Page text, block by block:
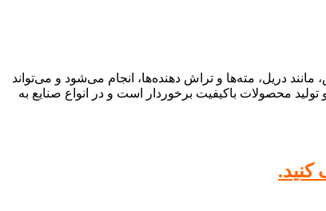
دریل، مته‌ها و تراش دهنده‌ها، انجام می‌شود و می‌تواند
محصولات باکیفیت برخوردار است و در انواع صنایع به